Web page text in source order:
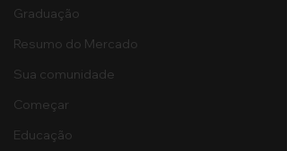
Graduação
Resumo do Mercado
Sua comunidade
Começar
Educação